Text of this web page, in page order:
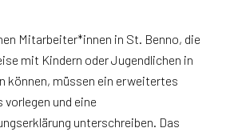
Mitarbeiter*innen in St. Benno, die
mit Kindern oder Jugendlichen in
können, müssen ein erweitertes
vorlegen und eine
unterschreiben. Das